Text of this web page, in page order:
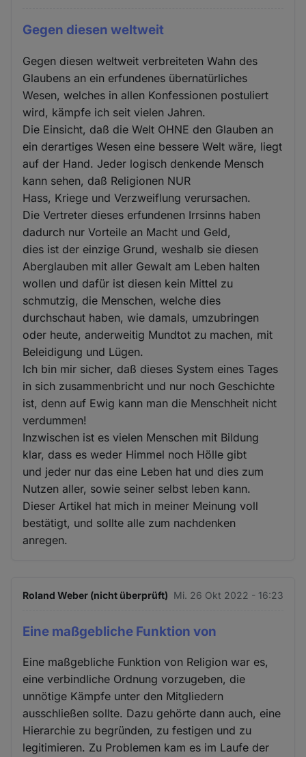
Gegen diesen weltweit
Gegen diesen weltweit verbreiteten Wahn des
Glaubens an ein erfundenes übernatürliches
Wesen, welches in allen Konfessionen postuliert
wird, kämpfe ich seit vielen Jahren.
Die Einsicht, daß die Welt OHNE den Glauben an
ein derartiges Wesen eine bessere Welt wäre, liegt
auf der Hand. Jeder logisch denkende Mensch
kann sehen, daß Religionen NUR
Hass, Kriege und Verzweiflung verursachen.
Die Vertreter dieses erfundenen Irrsinns haben
dadurch nur Vorteile an Macht und Geld,
dies ist der einzige Grund, weshalb sie diesen
Aberglauben mit aller Gewalt am Leben halten
wollen und dafür ist diesen kein Mittel zu
schmutzig, die Menschen, welche dies
durchschaut haben, wie damals, umzubringen
oder heute, anderweitig Mundtot zu machen, mit
Beleidigung und Lügen.
Ich bin mir sicher, daß dieses System eines Tages
in sich zusammenbricht und nur noch Geschichte
ist, denn auf Ewig kann man die Menschheit nicht
verdummen!
Inzwischen ist es vielen Menschen mit Bildung
klar, dass es weder Himmel noch Hölle gibt
und jeder nur das eine Leben hat und dies zum
Nutzen aller, sowie seiner selbst leben kann.
Dieser Artikel hat mich in meiner Meinung voll
bestätigt, und sollte alle zum nachdenken
anregen.
Roland Weber (nicht überprüft) Mi. 26 Okt 2022 - 16:23
Eine maßgebliche Funktion von
Eine maßgebliche Funktion von Religion war es,
eine verbindliche Ordnung vorzugeben, die
unnötige Kämpfe unter den Mitgliedern
ausschließen sollte. Dazu gehörte dann auch, eine
Hierarchie zu begründen, zu festigen und zu
legitimieren. Zu Problemen kam es im Laufe der